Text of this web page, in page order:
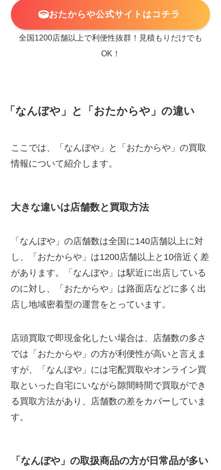
おたからや公式サイトはコチラ
全国1200店舗以上で利便性抜群！見積もりだけでも
OK！
「なんぼや」と「おたからや」の違い
ここでは、「なんぼや」と「おたからや」の買取
情報について紹介します。
大きな違いは店舗数と買取方法
「なんぼや」の店舗数は全国に140店舗以上に対
し、「おたからや」は1200店舗以上と10倍近く差
があります。「なんぼや」は駅近に出店している
のに対し、「おたからや」は路面店などに多く出
店し地域密着型の運営をとっています。
店頭買取で即現金化したい場合は、店舗数の多さ
では「おたからや」の方が利便性が高いと言えま
すが、「なんぼや」には宅配買取やオンライン買
取といった自宅にいながら隙間時間で買取ができ
る買取方法があり、店舗数の差をカバーしていま
す。
「なんぼや」の取扱商品の方が日常品が多い